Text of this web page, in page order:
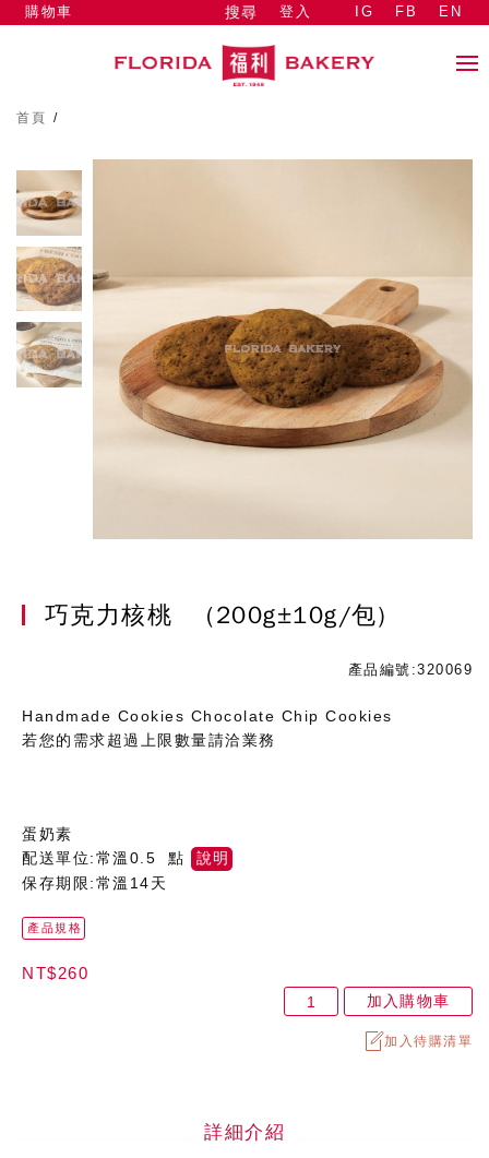
搜尋 登入
購物車 IG FB EN
首頁 /
巧克力核桃 (200g±10g/包)
產品編號:320069
Handmade Cookies Chocolate Chip Cookies
若您的需求超過上限數量請洽業務
蛋奶素
配送單位:常溫0.5 點
說明
保存期限:常溫14天
產品規格
NT$260
加入購物車
加入待購清單
詳細介紹